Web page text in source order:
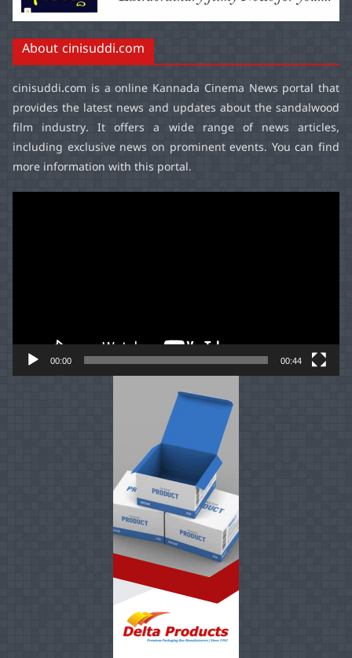
About cinisuddi.com
cinisuddi.com is a online Kannada Cinema News portal that
provides the latest news and updates about the sandalwood
film industry. It offers a wide range of news articles,
including exclusive news on prominent events. You can find
more information with this portal.
00:00 00:44